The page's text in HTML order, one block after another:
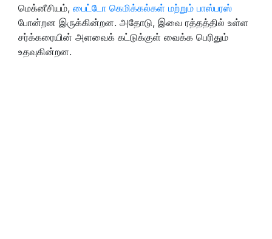
மெக்னீசியம், பைட்டோ கெமிக்கல்கள் மற்றும் பாஸ்பரஸ்
போன்றன இருக்கின்றன. அதோடு, இவை ரத்தத்தில் உள்ள
சர்க்கரையின் அளவைக் கட்டுக்குள் வைக்க பெரிதும்
உதவுகின்றன.